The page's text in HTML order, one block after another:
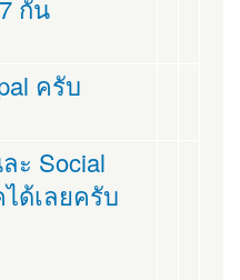
กัน
ครับ
ะ Social
ด้เลยครับ